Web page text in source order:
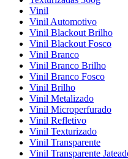
Vinil
Vinil Automotivo
Vinil Blackout Brilho
Vinil Blackout Fosco
Vinil Branco
Vinil Branco Brilho
Vinil Branco Fosco
Vinil Brilho
Vinil Metalizado
Vinil Microperfurado
Vinil Refletivo
Vinil Texturizado
Vinil Transparente
Vinil Transparente